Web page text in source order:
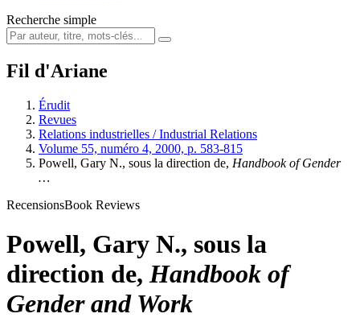
Recherche simple
Fil d'Ariane
Érudit
Revues
Relations industrielles / Industrial Relations
Volume 55, numéro 4, 2000, p. 583-815
Powell, Gary N., sous la direction de, Handbook of Gender
…
RecensionsBook Reviews
Powell, Gary N., sous la
direction de, Handbook of
Gender and Work